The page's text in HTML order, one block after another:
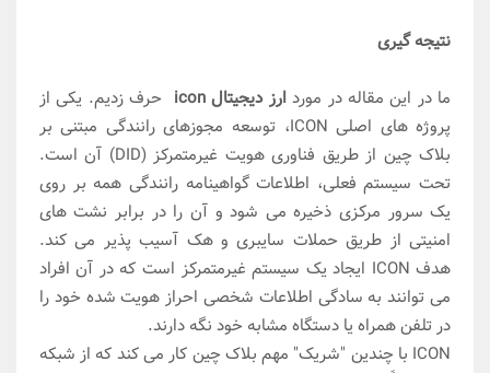
نتیجه گیری
ما در این مقاله در موردارز دیجیتال icon
حرف زدیم. یکی از
پروژه های اصلی ICON، توسعه مجوزهای رانندگی مبتنی بر
بلاک چین از طریق فناوری هویت غیرمتمرکز (DID) آن است.
تحت سیستم فعلی، اطلاعات گواهینامه رانندگی همه بر روی
یک سرور مرکزی ذخیره می شود و آن را در برابر نشت های
امنیتی از طریق حملات سایبری و هک آسیب پذیر می کند.
هدف ICON ایجاد یک سیستم غیرمتمرکز است که در آن افراد
می توانند به سادگی اطلاعات شخصی احراز هویت شده خود را
در تلفن همراه یا دستگاه مشابه خود نگه دارند.
ICON با چندین "شریک" مهم بلاک چین کار می کند که از شبکه